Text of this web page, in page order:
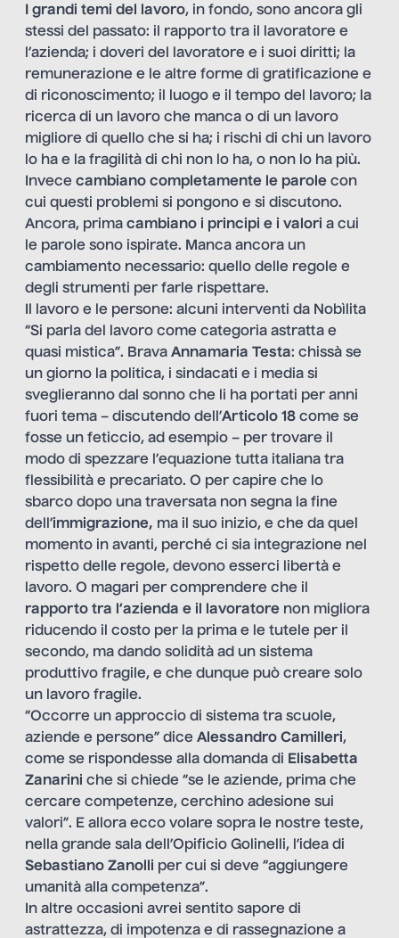
I grandi temi del lavoro, in fondo, sono ancora gli
stessi del passato: il rapporto tra il lavoratore e
l’azienda; i doveri del lavoratore e i suoi diritti; la
remunerazione e le altre forme di gratificazione e
di riconoscimento; il luogo e il tempo del lavoro; la
ricerca di un lavoro che manca o di un lavoro
migliore di quello che si ha; i rischi di chi un lavoro
lo ha e la fragilità di chi non lo ha, o non lo ha più.
Invece cambiano completamente le parole con
cui questi problemi si pongono e si discutono.
Ancora, prima cambiano i principi e i valori a cui
le parole sono ispirate. Manca ancora un
cambiamento necessario: quello delle regole e
degli strumenti per farle rispettare.
Il lavoro e le persone: alcuni interventi da Nobìlita
“Si parla del lavoro come categoria astratta e
quasi mistica”. Brava Annamaria Testa: chissà se
un giorno la politica, i sindacati e i media si
sveglieranno dal sonno che li ha portati per anni
fuori tema – discutendo dell’Articolo 18 come se
fosse un feticcio, ad esempio – per trovare il
modo di spezzare l’equazione tutta italiana tra
flessibilità e precariato. O per capire che lo
sbarco dopo una traversata non segna la fine
dell’immigrazione, ma il suo inizio, e che da quel
momento in avanti, perché ci sia integrazione nel
rispetto delle regole, devono esserci libertà e
lavoro. O magari per comprendere che il
rapporto tra l’azienda e il lavoratore non migliora
riducendo il costo per la prima e le tutele per il
secondo, ma dando solidità ad un sistema
produttivo fragile, e che dunque può creare solo
un lavoro fragile.
“Occorre un approccio di sistema tra scuole,
aziende e persone” dice Alessandro Camilleri,
come se rispondesse alla domanda di Elisabetta
Zanarini che si chiede “se le aziende, prima che
cercare competenze, cerchino adesione sui
valori”. E allora ecco volare sopra le nostre teste,
nella grande sala dell’Opificio Golinelli, l’idea di
Sebastiano Zanolli per cui si deve “aggiungere
umanità alla competenza”.
In altre occasioni avrei sentito sapore di
astrattezza, di impotenza e di rassegnazione a